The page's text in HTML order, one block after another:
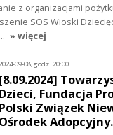
z organizacjami
SOS Wioski
» więcej
09-08, godz. 20:00
[8.09.2024]
Dzieci, Fundacja
Polski Związek
Ośrodek